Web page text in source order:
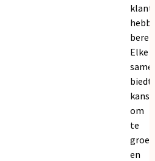
Elke
biedt
om
te
en